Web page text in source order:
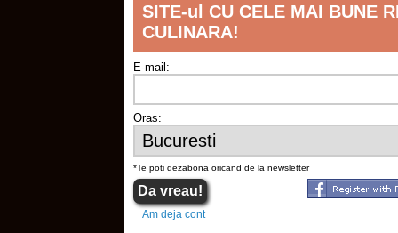
SITE-ul CU CELE MAI BUNE
CULINARA!
E-mail:
Oras:
*Te poti dezabona oricand de la newsletter
Am deja cont